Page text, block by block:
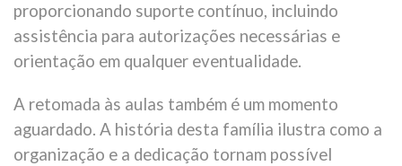
proporcionando suporte contínuo, incluindo
assistência para autorizações necessárias e
orientação em qualquer eventualidade.
A retomada às aulas também é um momento
aguardado. A história desta família ilustra como a
organização e a dedicação tornam possível